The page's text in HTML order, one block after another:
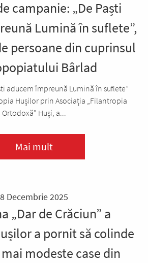
campanie: „De Paști
Lumină în suflete”,
persoane din cuprinsul
Bârlad
aducem împreună Lumină în suflete”
Hușilor prin Asociația „Filantropia
Ortodoxă” Huși, a...
Mai mult
8 Decembrie 2025
„Dar de Crăciun” a
a pornit să colinde
modeste case din